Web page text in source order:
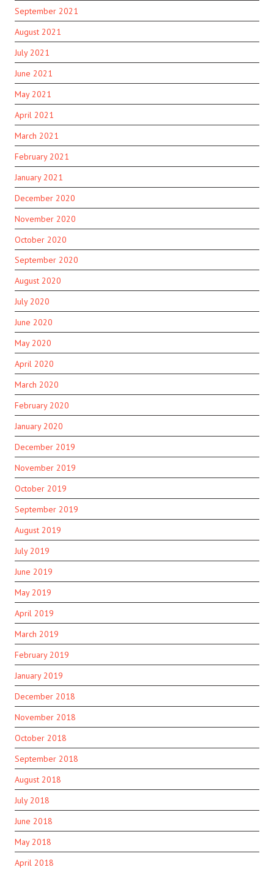
September 2021
August 2021
July 2021
June 2021
May 2021
April 2021
March 2021
February 2021
January 2021
December 2020
November 2020
October 2020
September 2020
August 2020
July 2020
June 2020
May 2020
April 2020
March 2020
February 2020
January 2020
December 2019
November 2019
October 2019
September 2019
August 2019
July 2019
June 2019
May 2019
April 2019
March 2019
February 2019
January 2019
December 2018
November 2018
October 2018
September 2018
August 2018
July 2018
June 2018
May 2018
April 2018